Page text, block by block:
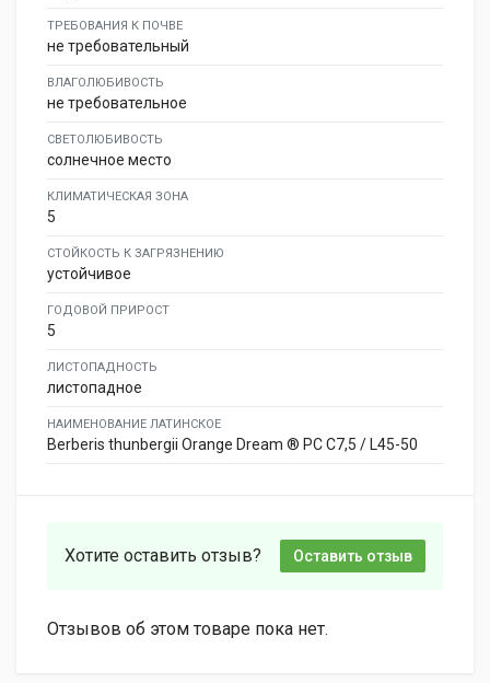
ТРЕБОВАНИЯ К ПОЧВЕ
не требовательный
ВЛАГОЛЮБИВОСТЬ
не требовательное
СВЕТОЛЮБИВОСТЬ
солнечное место
КЛИМАТИЧЕСКАЯ ЗОНА
5
СТОЙКОСТЬ К ЗАГРЯЗНЕНИЮ
устойчивое
ГОДОВОЙ ПРИРОСТ
5
ЛИСТОПАДНОСТЬ
листопадное
НАИМЕНОВАНИЕ ЛАТИНСКОЕ
Berberis thunbergii Orange Dream ® PC C7,5 / L45-50
Хотите оставить отзыв? Оставить отзыв
Отзывов об этом товаре пока нет.